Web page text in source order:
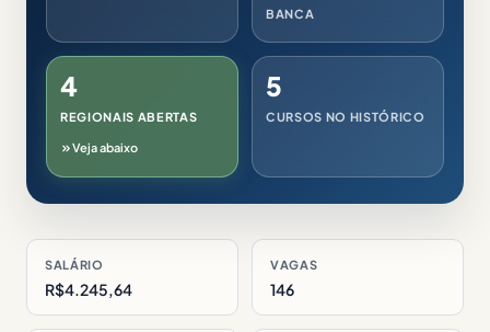
BANCA
4
REGIONAIS ABERTAS
Veja abaixo
5
CURSOS NO HISTÓRICO
SALÁRIO
R$4.245,64
VAGAS
146